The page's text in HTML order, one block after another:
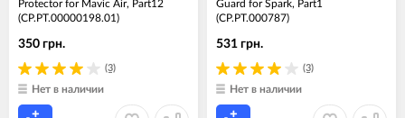
Protector for Mavic Air, Part12
(CP.PT.00000198.01)
(3)
350 грн.
Нет в наличии
Guard for Spark, Part1
(CP.PT.000787)
(3)
531 грн.
Нет в наличии